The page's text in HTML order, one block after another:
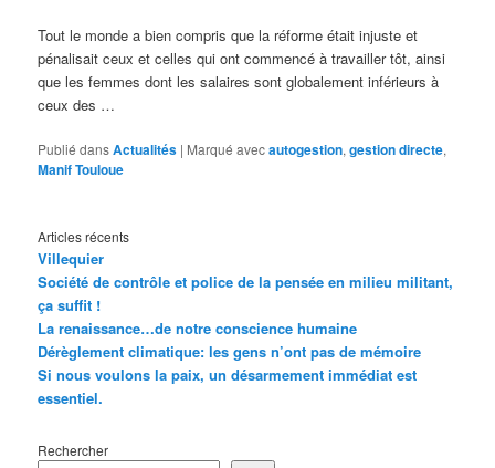
Tout le monde a bien compris que la réforme était injuste et
pénalisait ceux et celles qui ont commencé à travailler tôt, ainsi
que les femmes dont les salaires sont globalement inférieurs à
ceux des …
Publié dansActualités | Marqué avecautogestion,gestion directe,
Manif Touloue
Articles récents
Villequier
Société de contrôle et police de la pensée en milieu militant,
ça suffit !
La renaissance…de notre conscience humaine
Dérèglement climatique: les gens n’ont pas de mémoire
Si nous voulons la paix, un désarmement immédiat est
essentiel.
Rechercher